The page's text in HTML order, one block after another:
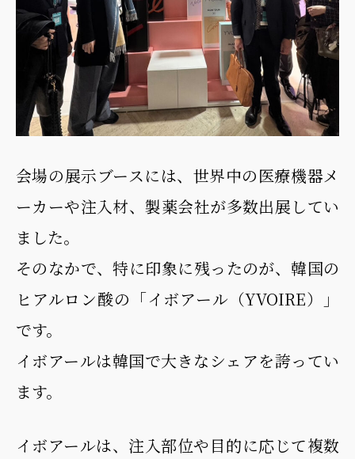
会場の展示ブースには、世界中の医療機器メ
ーカーや注入材、製薬会社が多数出展してい
ました。
そのなかで、特に印象に残ったのが、韓国の
ヒアルロン酸の「イボアール（YVOIRE）」
です。
イボアールは韓国で大きなシェアを誇ってい
ます。
イボアールは、注入部位や目的に応じて複数